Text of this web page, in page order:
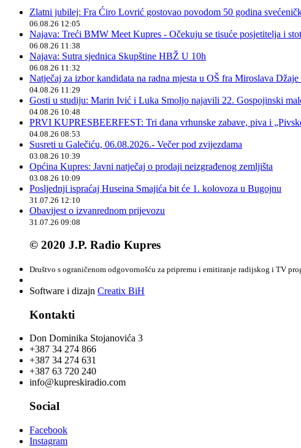
Zlatni jubilej: Fra Ćiro Lovrić gostovao povodom 50 godina
06.08.26 12:05
Najava: Treći BMW Meet Kupres - Očekuju se tisuće posjetitelja i
06.08.26 11:38
Najava: Sutra sjednica Skupštine HBŽ U 10h
06.08.26 11:32
Natječaj za izbor kandidata na radna mjesta u OŠ fra Miroslava Džaje
04.08.26 11:29
Gosti u studiju: Marin Ivić i Luka Smoljo najavili 22. Gospojinski
04.08.26 10:48
PRVI KUPRESBEERFEST: Tri dana vrhunske zabave, piva i
04.08.26 08:53
Susreti u Galečiću, 06.08.2026.- Večer pod zvijezdama
03.08.26 10:39
Općina Kupres: Javni natječaj o prodaji neizgrađenog zemljišta
03.08.26 10:09
Posljednji ispraćaj Huseina Smajića bit će 1. kolovoza u Bugojnu
31.07.26 12:10
Obavijest o izvanrednom prijevozu
31.07.26 09:08
© 2020 J.P. Radio Kupres
Društvo s ograničenom odgovornošću za pripremu i emitiranje radijskog i TV
Software i dizajn Creatix BiH
Kontakti
Don Dominika Stojanovića 3
+387 34 274 866
+387 34 274 631
+387 63 720 240
info@kupreskiradio.com
Social
Facebook
Instagram